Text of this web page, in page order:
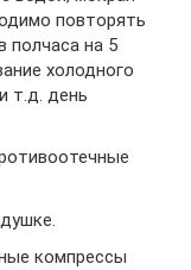
повторять
полчаса на 5
холодного
т.д. день
компрессы